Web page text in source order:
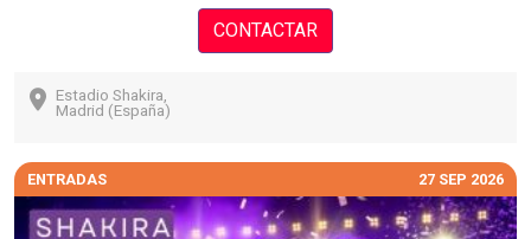
CONTACTAR
Estadio Shakira,
Madrid (España)
ENTRADAS 27 SEP 2026